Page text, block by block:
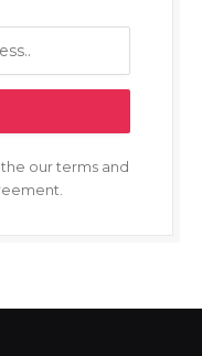
our terms and